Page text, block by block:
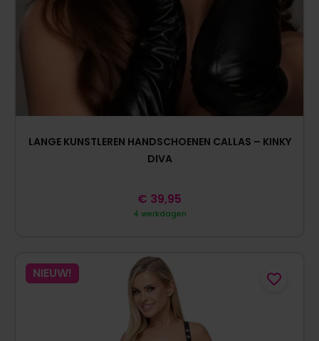
LANGE KUNSTLEREN HANDSCHOENEN CALLAS – KINKY
DIVA
4 werkdagen
€ 39,95
NIEUW!